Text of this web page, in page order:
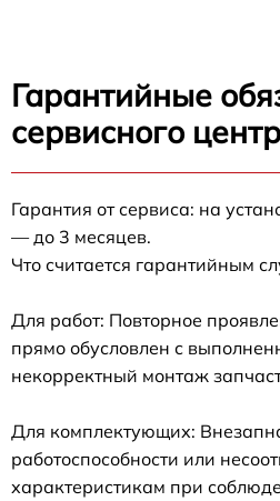
Гарантийные
сервисного
Гарантия от сервиса: на
— до 3 месяцев.
Что считается гарантийным
Для работ: Повторное
прямо обусловлен с
некорректный монтаж
Для комплектующих:
работоспособности или
характеристикам при